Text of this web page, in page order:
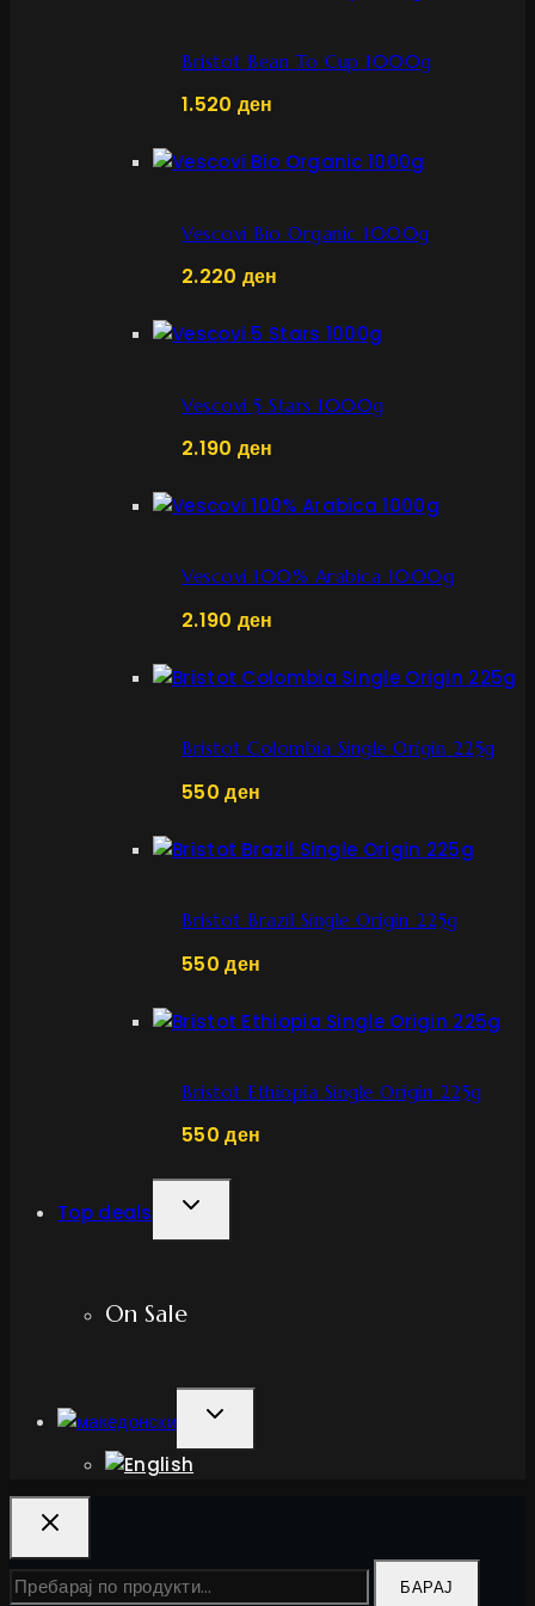
Bristot Bean To Cup 1000g
1.520 ден
Vescovi Bio Organic 1000g
2.220 ден
Vescovi 5 Stars 1000g
2.190 ден
Vescovi 100% Arabica 1000g
2.190 ден
Bristot Colombia Single Origin 225g
550ден
Bristot Brazil Single Origin 225g
550ден
Bristot Ethiopia Single Origin 225g
550ден
Top deals
TOGGLE
CHILD
On Sale
TOGGLE
CHILD
Барај
за:
БАРАЈ